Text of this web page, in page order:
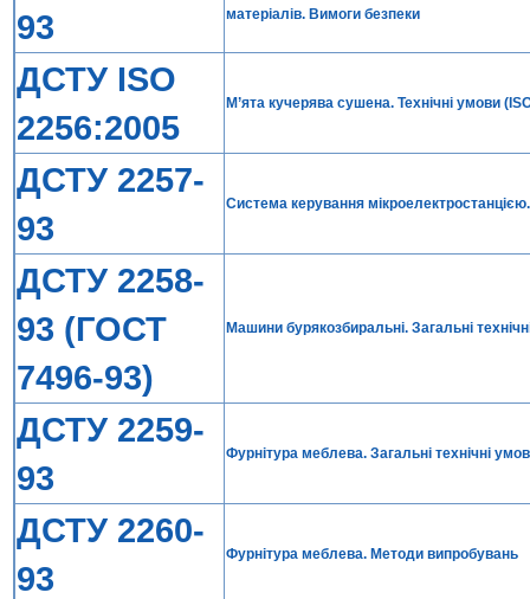
93
матеріалів. Вимоги безпеки
ДСТУ ISO
2256:2005
М’ята кучерява сушена. Технічні умови
ДСТУ 2257-
93
Система керування
ДСТУ 2258-
93 (ГОСТ
7496-93)
Машини бурякозбиральні. Загальні
ДСТУ 2259-
93
Фурнітура меблева. Загальні технічні
ДСТУ 2260-
93
Фурнітура меблева. Методи випробувань